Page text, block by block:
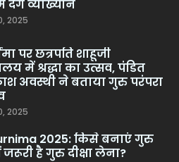
व्याख्यान
2025
पर छत्रपति शाहूजी
में श्रद्धा का उत्सव, पंडित
अवस्थी ने बताया गुरु परंपरा
2025
2025: किसे बनाएं गुरु
है गुरु दीक्षा लेना?